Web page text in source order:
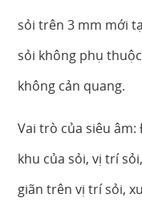
sỏi trên 3 mm mới
sỏi không phụ
không cản quang.
Vai trò của siêu
khu của sỏi, vị trí
giãn trên vị trí sỏi,